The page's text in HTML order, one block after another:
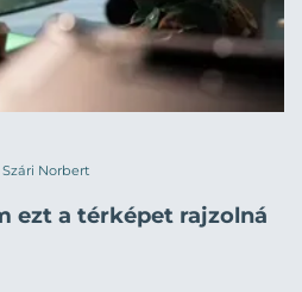
Szári Norbert
ezt a térképet rajzolná